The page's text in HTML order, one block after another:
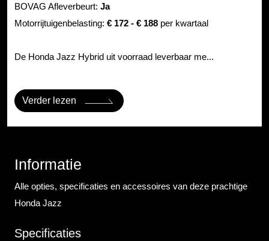
BOVAG Afleverbeurt: Ja
Motorrijtuigenbelasting: € 172 - € 188 per kwartaal
De Honda Jazz Hybrid uit voorraad leverbaar me...
Verder lezen
Informatie
Alle opties, specificaties en accessoires van deze prachtige
Honda Jazz
Specificaties